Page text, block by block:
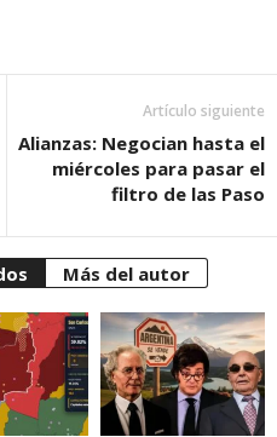
Artículo siguiente
Alianzas: Negocian hasta el
miércoles para pasar el
filtro de las Paso
Más del autor